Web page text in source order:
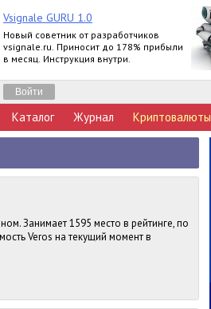
Vsignale GURU 1.0
Новый советник от разработчиков
vsignale.ru. Приносит до 178% прибыли
в месяц. Инструкция внутри.
Каталог Журнал Криптовалюты
Занимает 1595 место в рейтинге, по
Veros на текущий момент в